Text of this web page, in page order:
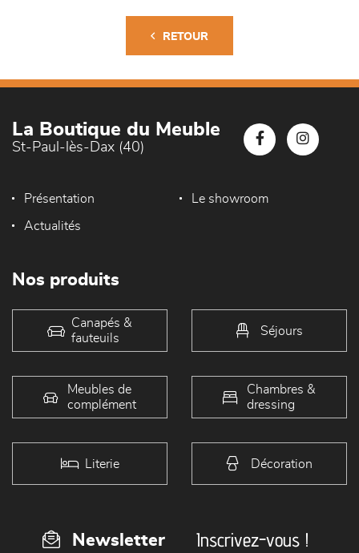
RETOUR
La Boutique du Meuble
St-Paul-lès-Dax (40)
Présentation Le showroom
Actualités
Nos produits
Canapés &
fauteuils
Séjours
Meubles de
complément
Chambres &
dressing
Literie Décoration
Newsletter Inscrivez-vous !